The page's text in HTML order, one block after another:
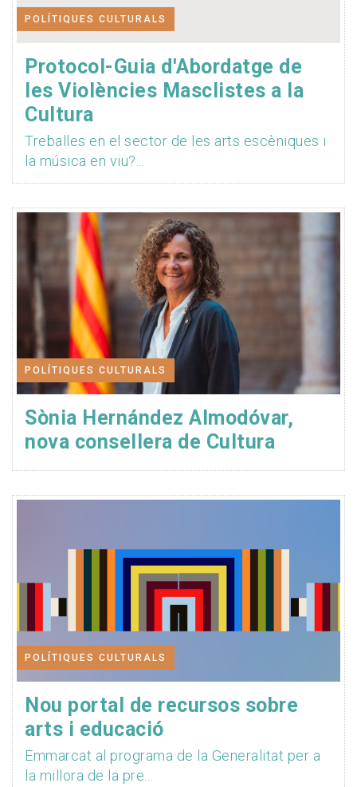
POLÍTIQUES CULTURALS
Protocol-Guia d'Abordatge de
les Violències Masclistes a la
Cultura
Treballes en el sector de les arts escèniques i
la música en viu?...
POLÍTIQUES CULTURALS
Sònia Hernández Almodóvar,
nova consellera de Cultura
POLÍTIQUES CULTURALS
Nou portal de recursos sobre
arts i educació
Emmarcat al programa de la Generalitat per a
la millora de la pre...